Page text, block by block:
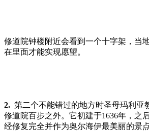
修道院钟楼附近会看到一个十字架，当
在里面才能实现愿望。
2. 第二个不能错过的地方时圣母玛利亚
修道院百步之外。它初建于1636年，之
经修复完全并作为奥尔海伊最美丽的景